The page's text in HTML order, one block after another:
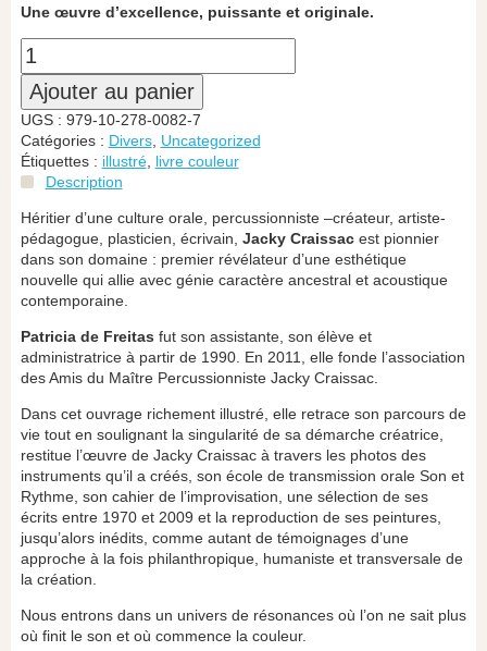
Une œuvre d’excellence, puissante et originale.
Ajouter au panier
UGS : 979-10-278-0082-7
Catégories : Divers, Uncategorized
Étiquettes : illustré, livre couleur
Description
Héritier d’une culture orale, percussionniste –créateur, artiste-
pédagogue, plasticien, écrivain, Jacky Craissacest pionnier
dans son domaine : premier révélateur d’une esthétique
nouvelle qui allie avec génie caractère ancestral et acoustique
contemporaine.
Patricia de Freitas fut son assistante, son élève et
administratrice à partir de 1990. En 2011, elle fonde l’association
des Amis du Maître Percussionniste Jacky Craissac.
Dans cet ouvrage richement illustré, elle retrace son parcours de
vie tout en soulignant la singularité de sa démarche créatrice,
restitue l’œuvre de Jacky Craissac à travers les photos des
instruments qu’il a créés, son école de transmission orale Son et
Rythme, son cahier de l’improvisation, une sélection de ses
écrits entre 1970 et 2009 et la reproduction de ses peintures,
jusqu’alors inédits, comme autant de témoignages d’une
approche à la fois philanthropique, humaniste et transversale de
la création.
Nous entrons dans un univers de résonances où l’on ne sait plus
où finit le son et où commence la couleur.